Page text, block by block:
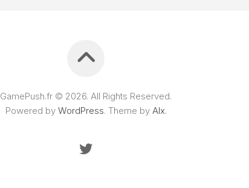
GamePush.fr © 2026. All Rights Reserved.
Powered by WordPress. Theme by Alx.